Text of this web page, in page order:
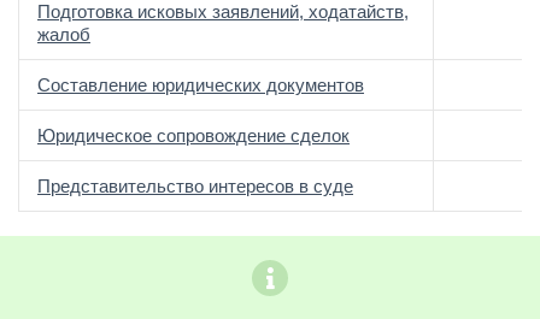
Подготовка исковых заявлений, ходатайств,
жалоб
Составление юридических документов
Юридическое сопровождение сделок
Представительство интересов в суде